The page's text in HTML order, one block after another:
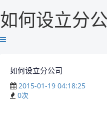
如何设立分
如何设立分公司
2015-01-19 04:18:25
0次